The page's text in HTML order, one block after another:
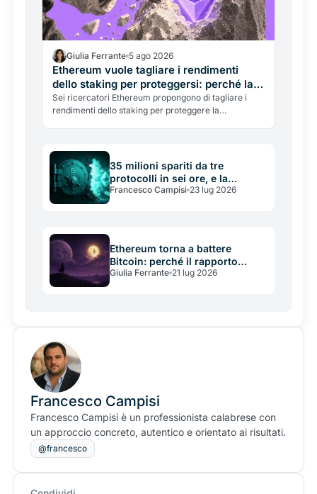
Giulia Ferrante 5 ago 2026
Ethereum vuole tagliare i rendimenti
dello staking per proteggersi: perché la
mossa divide la comunità
Sei ricercatori Ethereum propongono di tagliare i
rendimenti dello staking per proteggere la
35 milioni spariti da tre
protocolli in sei ore, e la
crittografia non c'entra nulla
Francesco Campisi 23 lug 2026
Ethereum torna a battere
Bitcoin: perché il rapporto
ETH/BTC è il segnale che i
Giulia Ferrante 21 lug 2026
Francesco Campisi
Francesco Campisi è un professionista calabrese con
un approccio concreto, autentico e orientato ai risultati.
@francesco